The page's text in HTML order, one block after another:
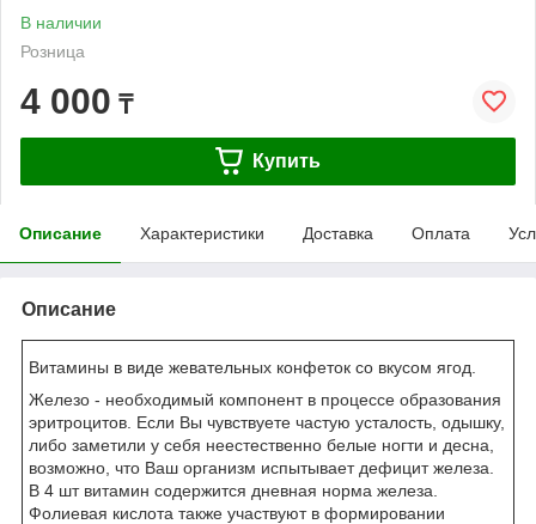
В наличии
Розница
4 000 ₸
Купить
Описание Характеристики Доставка Оплата
Описание
Витамины в виде жевательных конфеток со вкусом ягод.
Железо - необходимый компонент в процессе образования
эритроцитов. Если Вы чувствуете частую усталость, одышку,
либо заметили у себя неестественно белые ногти и десна,
возможно, что Ваш организм испытывает дефицит железа.
В 4 шт витамин содержится дневная норма железа.
Фолиевая кислота также участвуют в формировании